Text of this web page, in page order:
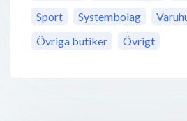
Sport
Systembolag
Övriga butiker
Övrigt